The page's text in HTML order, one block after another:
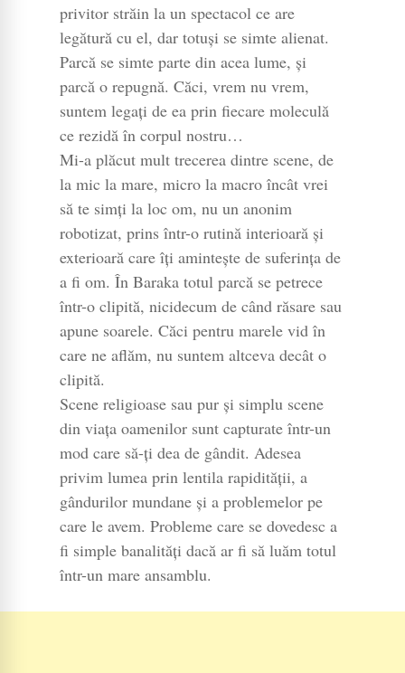
privitor străin la un spectacol ce are
legătură cu el, dar totuşi se simte alienat.
Parcă se simte parte din acea lume, şi
parcă o repugnă. Căci, vrem nu vrem,
suntem legaţi de ea prin fiecare moleculă
ce rezidă în corpul nostru…
Mi-a plăcut mult trecerea dintre scene, de
la mic la mare, micro la macro încât vrei
să te simţi la loc om, nu un anonim
robotizat, prins într-o rutină interioară şi
exterioară care îţi aminteşte de suferinţa de
a fi om. În Baraka totul parcă se petrece
într-o clipită, nicidecum de când răsare sau
apune soarele. Căci pentru marele vid în
care ne aflăm, nu suntem altceva decât o
clipită.
Scene religioase sau pur și simplu scene
din viața oamenilor sunt capturate într-un
mod care să-ți dea de gândit. Adesea
privim lumea prin lentila rapidității, a
gândurilor mundane și a problemelor pe
care le avem. Probleme care se dovedesc a
fi simple banalități dacă ar fi să luăm totul
într-un mare ansamblu.